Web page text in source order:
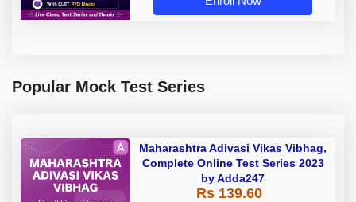
Popular Mock Test Series
Maharashtra Adivasi Vikas Vibhag,
Complete Online Test Series 2023
by Adda247
Rs 139.60